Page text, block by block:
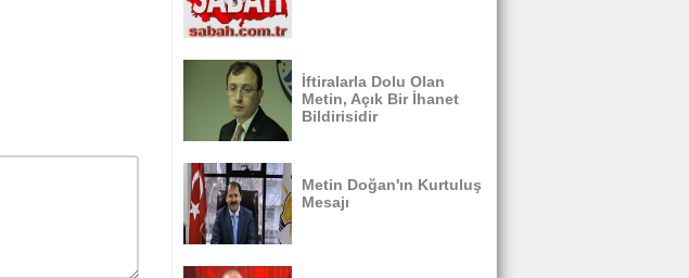
İftiralarla Dolu Olan
Metin, Açık Bir İhanet
Bildirisidir
Metin Doğan'ın Kurtuluş
Mesajı